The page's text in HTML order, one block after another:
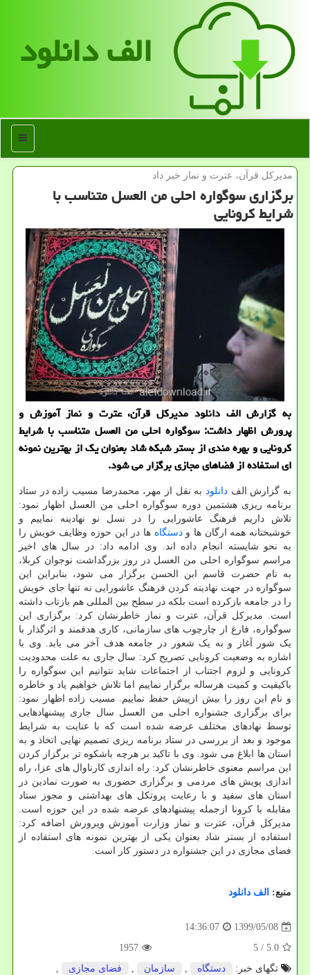
الف دانلود
منو
مدیركل قرآن، عترت و نماز خبر داد
برگزاری سوگواره احلی من العسل متناسب با
شرایط كرونایی
به گزارش الف دانلود مدیركل قرآن، عترت و نماز آموزش و
پرورش اظهار داشت: سوگواره احلی من العسل متناسب با شرایط
كرونایی و بهره مندی از بستر شبكه شاد بعنوان یك از بهترین نمونه
ای استفاده از فضاهای مجازی برگزار می شود.
به گزارش الف دانلود به نقل از مهر، محمدرضا مسیب زاده در ستاد
برنامه ریزی هشتمین دوره سوگواره احلی من العسل اظهار نمود:
تلاش داریم فرهنگ عاشورایی را در نسل نو نهادینه نماییم و
خوشبختانه همه ارگان ها ودستگاه ها در این حوزه وظایف خویش را
به نحو شایسته انجام داده اند. وی ادامه داد: در سال های اخیر
مراسم سوگواره احلی من العسل در روز بزرگداشت نوجوان کربلا،
به نام حضرت قاسم ابن الحسن برگزار می شود، بنابراین این
سوگواره در جهت نهادینه کردن فرهنگ عاشورایی نه تنها جای خویش
را در جامعه بازکرده است بلکه در سطح بین المللی هم بازتاب داشته
است. مدیرکل قرآن، عترت و نماز خاطرنشان کرد: برگزاری این
سوگواره، فارغ از چارچوب های سازمانی، کاری هدفمند و اثرگذار با
یک شور آغاز و به یک شعور در جامعه هدف آخر می یابد. وی با
اشاره به وضعیت کرونایی تصریح کرد: سال جاری به علت محدودیت
کرونایی و لزوم اجتناب از اجتماعات شاید نتوانیم این سوگواره را
باکیفیت و کمیت هرساله برگزار نماییم اما تلاش خواهیم یاد و خاطره
و نام این روز را بیش ازپیش حفظ نماییم. مسیب زاده اظهار نمود:
برای برگزاری جشنواره احلی من العسل سال جاری پیشنهادهایی
توسط نهادهای مختلف عرضه شده است که با عنایت به شرایط
موجود و بعد از بررسی در ستاد برنامه ریزی تصمیم نهایی اتخاذ و به
استان ها ابلاغ می شود. وی با تاکید بر هرچه باشکوه تر برگزار کردن
این مراسم معنوی خاطرنشان کرد: راه اندازی کارناوال های عزا، راه
اندازی پویش های مردمی و برگزاری حضوری به صورت نمادین در
استان های سفید و با رعایت پروتکل های بهداشتی و مجوز ستاد
مقابله با کرونا ازجمله پیشنهادهای عرضه شده در این حوزه است.
مدیرکل قرآن، عترت و نماز وزارت آموزش وپرورش اضافه کرد:
استفاده از بستر شاد بعنوان یکی از بهترین نمونه های استفاده از
فضای مجازی در این جشنواره در دستور کار است.
منبع: الف دانلود
1399/05/08
14:36:07
5.0
/ 5
1957
تگهای خبر:
دستگاه , سازمان , فضای مجازی
,